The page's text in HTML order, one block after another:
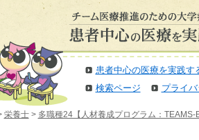
患者中心の医療を実践す
検索ページ
プライ
栄養士> 多職種24【人材養成プログラム：TEAMS-